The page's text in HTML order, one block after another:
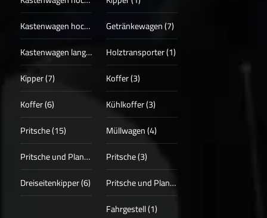
Kastenwagen hoch + lang (13)
Kastenwagen lang (4)
Kipper (7)
Koffer (6)
Pritsche (15)
Pritsche und Plane (3)
Dreiseitenkipper (6)
Getränkewagen (7)
Holztransporter (1)
Koffer (3)
Kühlkoffer (3)
Müllwagen (4)
Pritsche (3)
Pritsche und Plane (1)
Fahrgestell (1)